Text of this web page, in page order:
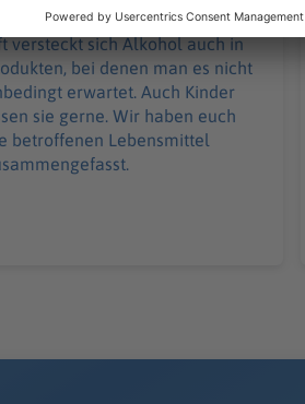
versteckt sich Alkohol auch in
bei denen man es nicht
erwartet. Auch Kinder
sie gerne. Wir haben euch
betroffenen Lebensmittel